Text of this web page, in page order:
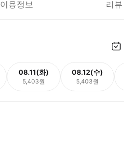
이용정보 리뷰
08.11(화)
5,403원
08.12(수)
5,403원